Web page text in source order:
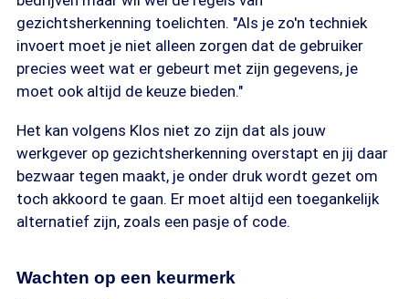
gezichtsherkenning toelichten. "Als je zo'n techniek
invoert moet je niet alleen zorgen dat de gebruiker
precies weet wat er gebeurt met zijn gegevens, je
moet ook altijd de keuze bieden."
Het kan volgens Klos niet zo zijn dat als jouw
werkgever op gezichtsherkenning overstapt en jij daar
bezwaar tegen maakt, je onder druk wordt gezet om
toch akkoord te gaan. Er moet altijd een toegankelijk
alternatief zijn, zoals een pasje of code.
Wachten op een keurmerk